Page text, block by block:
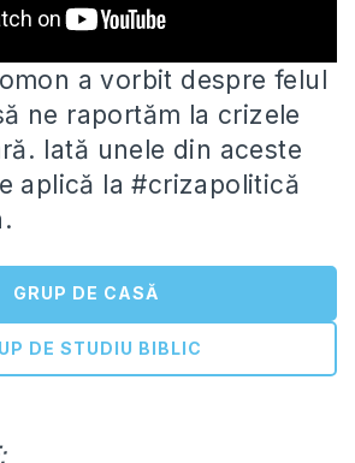
a vorbit despre felul
ne raportăm la crizele
Iată unele din aceste
aplică la #crizapolitică
GRUP DE CASĂ
DE STUDIU BIBLIC